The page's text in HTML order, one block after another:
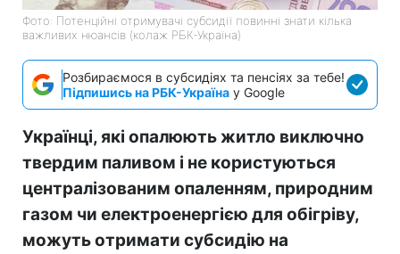
Фото: Потенційні отримувачі субсидії повинні знати кілька
важливих нюансів (колаж РБК-Україна)
Розбираємося в субсидіях та пенсіях за тебе!
Підпишись на РБК-Україна у Google
Українці, які опалюють житло виключно
твердим паливом і не користуються
централізованим опаленням, природним
газом чи електроенергією для обігріву,
можуть отримати субсидію на